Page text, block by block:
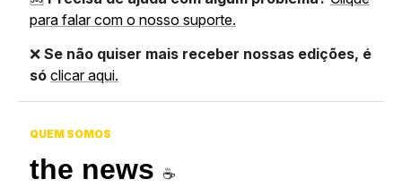
para falar com o nosso suporte.
❌ Se não quiser mais receber nossas edições, é
só clicar aqui.
QUEM SOMOS
the news ☕️